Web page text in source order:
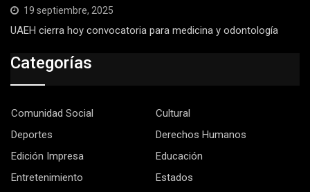
19 septiembre, 2025
UAEH cierra hoy convocatoria para medicina y odontología
Categorías
Comunidad Social
Cultural
Deportes
Derechos Humanos
Edición Impresa
Educación
Entretenimiento
Estados